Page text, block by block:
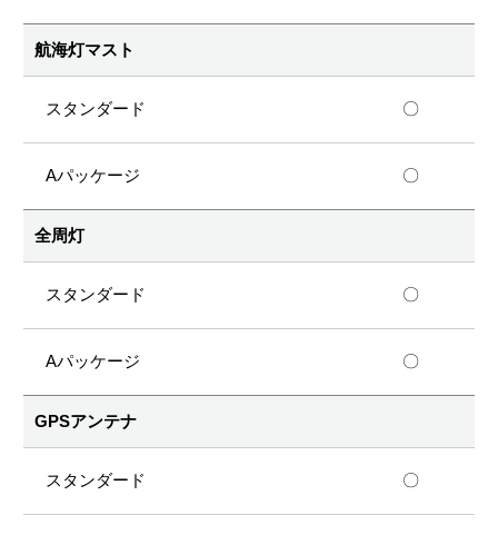
航海灯マスト
〇
〇
全周灯
〇
〇
GPSアンテナ
〇